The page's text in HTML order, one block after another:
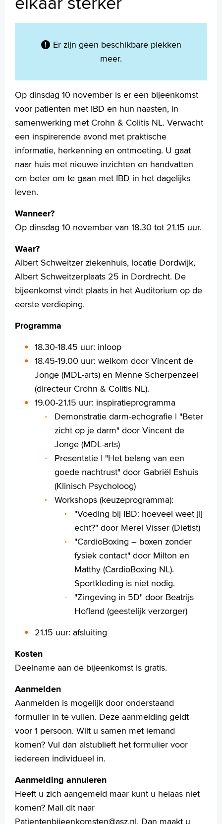
MijnASz
Verwijzers
Wetenschappelijk onderzoek
Tekstgrootte A +
Voorleesfunctie
Language
Zoeken
English
Français
Polski
Arabisch
Er zijn geen beschikbare plekken
meer.
Op dinsdag 10 november is er een bijeenkomst
voor patiënten met IBD en hun naasten, in
samenwerking met Crohn & Colitis NL. Verwacht
een inspirerende avond met praktische
informatie, herkenning en ontmoeting. U gaat
naar huis met nieuwe inzichten en handvatten
om beter om te gaan met IBD in het dagelijks
leven.
Wanneer?
Op dinsdag 10 november van 18.30 tot 21.15 uur.
Waar?
Albert Schweitzer ziekenhuis, locatie Dordwijk,
Albert Schweitzerplaats 25 in Dordrecht. De
bijeenkomst vindt plaats in het Auditorium op de
eerste verdieping.
Programma
18.30-18.45 uur: inloop
18.45-19.00 uur: welkom door Vincent de
Jonge (MDL-arts) en Menne Scherpenzeel
(directeur Crohn & Colitis NL).
19.00-21.15 uur: inspiratieprogramma
Demonstratie darm-echografie | "Beter
zicht op je darm" door Vincent de
Jonge (MDL-arts)
Presentatie | "Het belang van een
goede nachtrust" door Gabriël Eshuis
(Klinisch Psycholoog)
Workshops (keuzeprogramma):
"Voeding bij IBD: hoeveel weet jij
echt?" door Merel Visser (Diëtist)
"CardioBoxing – boxen zonder
fysiek contact" door Milton en
Matthy (CardioBoxing NL).
Sportkleding is niet nodig.
"Zingeving in 5D" door Beatrijs
Hofland (geestelijk verzorger)
21.15 uur: afsluiting
Kosten
Deelname aan de bijeenkomst is gratis.
Aanmelden
Aanmelden is mogelijk door onderstaand
formulier in te vullen. Deze aanmelding geldt
voor 1 persoon. Wilt u samen met iemand
komen? Vul dan alstublieft het formulier voor
iedereen individueel in.
Aanmelding annuleren
Heeft u zich aangemeld maar kunt u helaas niet
komen? Mail dit naar
Patientenbijeenkomsten@asz.nl. Dan maakt u